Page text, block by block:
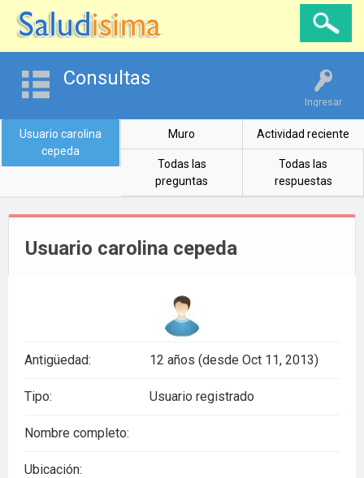
Ingresar
Consultas
Usuario carolina
cepeda
Muro Actividad reciente
Todas las
preguntas
Todas las
respuestas
Usuario carolina cepeda
Antigüedad: 12 años (desde Oct 11, 2013)
Tipo: Usuario registrado
Nombre completo:
Ubicación: